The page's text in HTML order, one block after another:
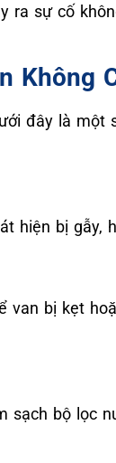
ra sự cố
Không
đây là một
hiện bị gẫy,
van bị kẹt
bộ lọc